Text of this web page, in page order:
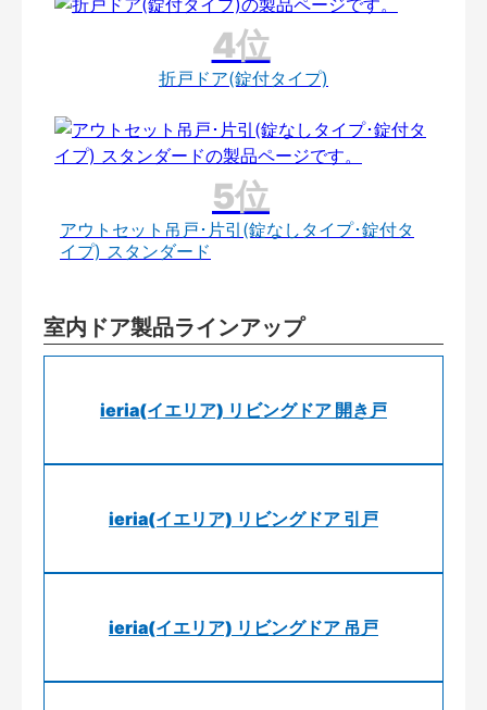
折戸ドア(錠付タイプ)
アウトセット吊戸･片引(錠なしタイプ･錠付タ
イプ) スタンダード
室内ドア製品ラインアップ
ieria(イエリア) リビングドア 開き戸
ieria(イエリア) リビングドア 引戸
ieria(イエリア) リビングドア 吊戸